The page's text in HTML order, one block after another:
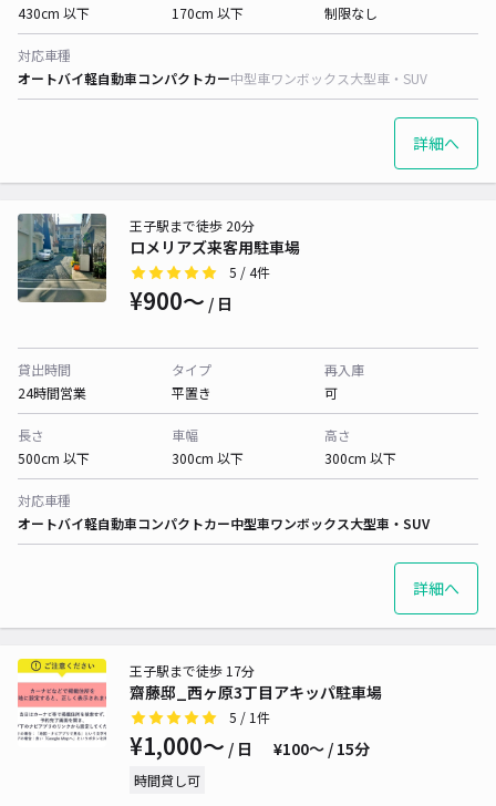
430cm 以下
170cm 以下
制限なし
対応車種
オートバイ軽自動車コンパクトカー中型車ワンボックス大型車・SUV
詳細へ
ロメリアズ来客用駐車場
王子駅まで徒歩 20分
5 / 4件
¥900〜 / 日
貸出時間
24時間営業
タイプ
平置き
再入庫
可
長さ
500cm 以下
車幅
300cm 以下
高さ
300cm 以下
対応車種
オートバイ軽自動車コンパクトカー中型車ワンボックス大型車・SUV
詳細へ
齋藤邸_西ヶ原3丁目アキッパ駐車場
王子駅まで徒歩 17分
5 / 1件
¥1,000〜 / 日 ¥100〜 / 15分
時間貸し可